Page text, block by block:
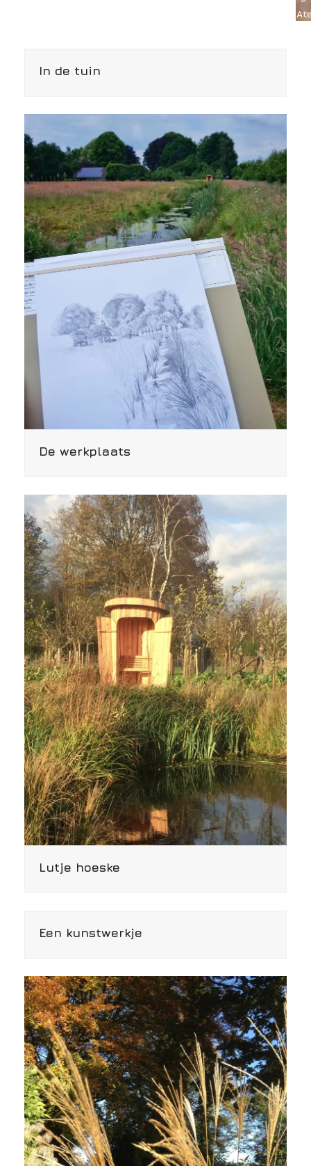
In de tuin
De werkplaats
Lutje hoeske
Een kunstwerkje